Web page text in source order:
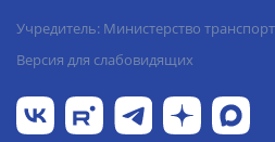
Учредитель: Министерство
Версия для слабовидящих